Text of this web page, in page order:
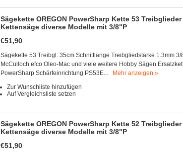
Sägekette OREGON PowerSharp Kette 53
Kettensäge diverse Modelle mit 3/8"P
€51,90
Sägekette 53 Treibgl. 35cm Schnittlänge Treibgliedstärke 1.3mm
McCulloch efco Oleo-Mac und viele weitere Hobby Sägen
PowerSharp Schärfeinrichtung PS53E...
Mehr anzeigen »
Zur Wunschliste hinzufügen
Auf Vergleichsliste setzen
Sägekette OREGON PowerSharp Kette 52
Kettensäge diverse Modelle mit 3/8"P
€51,90